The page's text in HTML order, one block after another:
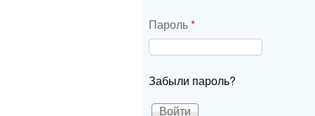
Пароль*
Забыли пароль?